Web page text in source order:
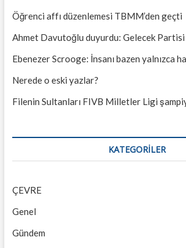
Öğrenci affı düzenlemesi TBMM’den geçti
Ahmet Davutoğlu duyurdu: Gelecek
Ebenezer Scrooge: İnsanı bazen yalnızca
Nerede o eski yazlar?
Filenin Sultanları FIVB Milletler Ligi
KATEGORILER
ÇEVRE
Genel
Gündem